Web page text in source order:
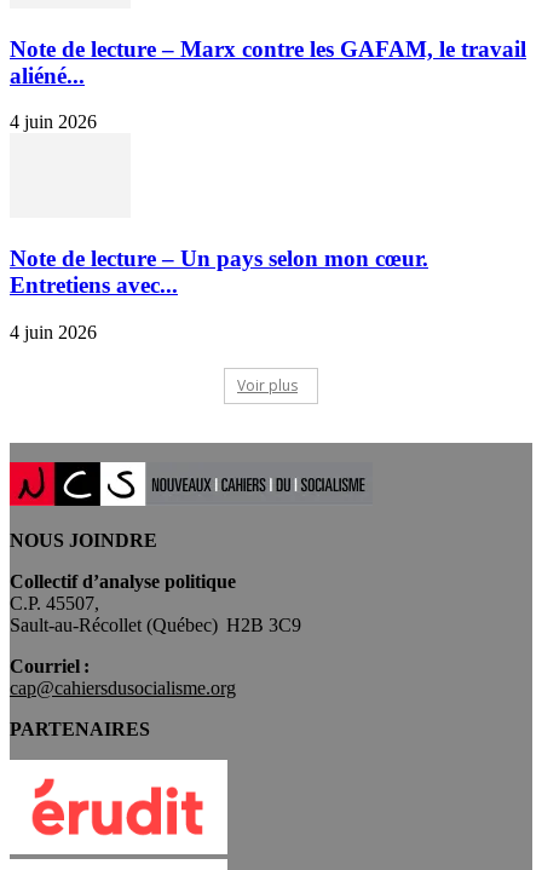
Note de lecture – Marx contre les GAFAM, le travail
aliéné...
4 juin 2026
Note de lecture – Un pays selon mon cœur.
Entretiens avec...
4 juin 2026
Voir plus
NOUS JOINDRE
Collectif d’analyse politique
C.P. 45507,
Sault-au-Récollet (Québec) H2B 3C9
Courriel :
cap@cahiersdusocialisme.org
PARTENAIRES